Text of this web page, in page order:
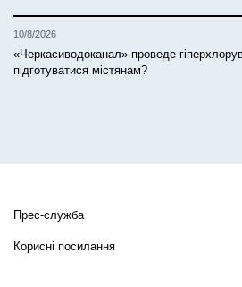
10/8/2026
«Черкасиводоканал» проведе
підготуватися містянам?
Прес-служба
Корисні посилання